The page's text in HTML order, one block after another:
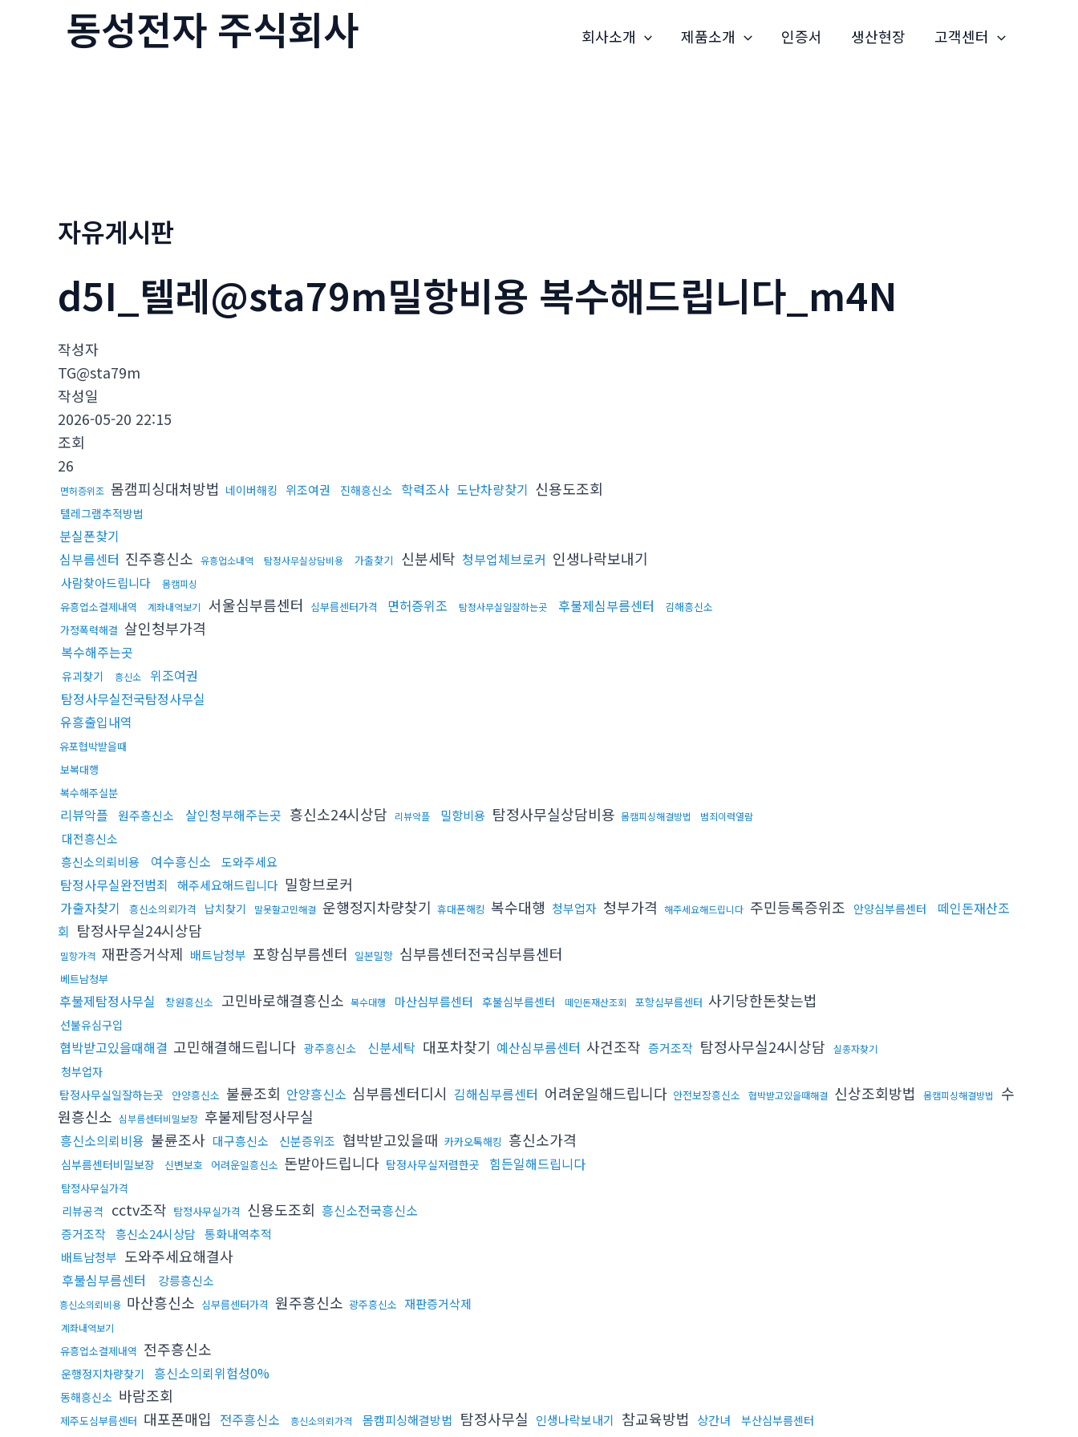
동성전자 주식회사 회사소개 제품소개 인증서 생산현장 고객센터
자유게시판
d5I_텔레@sta79m밀항비용 복수해드립니다_m4N
작성자
TG@sta79m
작성일
2026-05-20 22:15
조회
26
면허증위조 몸캠피싱대처방법 네이버해킹 위조여권 진해흥신소 학력조사 도난차량찾기 신용도조회
텔레그램추적방법
분실폰찾기
심부름센터 진주흥신소 유흥업소내역 탐정사무실상담비용 가출찾기 신분세탁 청부업체브로커 인생나락보내기
사람찾아드립니다 몸캠피싱
유흥업소결제내역 계좌내역보기 서울심부름센터 심부름센터가격 면허증위조 탐정사무실일잘하는곳 후불제심부름센터
김해흥신소
가정폭력해결 살인청부가격
복수해주는곳
유괴찾기 흥신소
위조여권
탐정사무실전국탐정사무실
유흥출입내역
유포협박받을때
보복대행
복수해주실분
리뷰악플 원주흥신소 살인청부해주는곳 흥신소24시상담 리뷰악플 밀항비용 탐정사무실상담비용 몸캠피싱해결방법 범죄이력열람
대전흥신소
흥신소의뢰비용
여수흥신소 도와주세요
탐정사무실완전범죄 해주세요해드립니다 밀항브로커
가출자찾기 흥신소의뢰가격 납치찾기 말못할고민해결 운행정지차량찾기 휴대폰해킹 복수대행 청부업자 청부가격 해주세요해드립니다 주민등록증위조 안양심부름센터
떼인돈재산조
회 탐정사무실24시상담
밀항가격 재판증거삭제 배트남청부 포항심부름센터 일본밀항 심부름센터전국심부름센터
베트남청부
후불제탐정사무실 창원흥신소 고민바로해결흥신소 복수대행 마산심부름센터 후불심부름센터 떼인돈재산조회 포항심부름센터 사기당한돈찾는법
선불유심구입
협박받고있을때해결 고민해결해드립니다 광주흥신소 신분세탁 대포차찾기 예산심부름센터 사건조작 증거조작 탐정사무실24시상담 실종자찾기
청부업자
탐정사무실일잘하는곳
안양흥신소 불륜조회 안양흥신소 심부름센터디시 김해심부름센터 어려운일해드립니다 안전보장흥신소 협박받고있을때해결 신상조회방법 몸캠피싱해결방법
수
원흥신소 심부름센터비밀보장 후불제탐정사무실
흥신소의뢰비용 불륜조사 대구흥신소 신분증위조 협박받고있을때 카카오톡해킹 흥신소가격
심부름센터비밀보장 신변보호 어려운일흥신소 돈받아드립니다 탐정사무실저렴한곳 힘든일해드립니다
탐정사무실가격
리뷰공격 cctv조작 탐정사무실가격 신용도조회 흥신소전국흥신소
증거조작 흥신소24시상담 통화내역추적
배트남청부 도와주세요해결사
후불심부름센터 강릉흥신소
흥신소의뢰비용 마산흥신소 심부름센터가격 원주흥신소 광주흥신소 재판증거삭제
계좌내역보기
유흥업소결제내역 전주흥신소
운행정지차량찾기 흥신소의뢰위험성0%
동해흥신소 바람조회
제주도심부름센터 대포폰매입 전주흥신소 흥신소의뢰가격 몸캠피싱해결방법 탐정사무실 인생나락보내기 참교육방법 상간녀 부산심부름센터